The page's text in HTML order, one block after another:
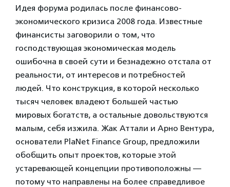
Идея форума родилась после финансово-
экономического кризиса 2008 года. Известные
финансисты заговорили о том, что
господствующая экономическая модель
ошибочна в своей сути и безнадежно отстала от
реальности, от интересов и потребностей
людей. Что конструкция, в которой несколько
тысяч человек владеют большей частью
мировых богатств, а остальные довольствуются
малым, себя изжила. Жак Аттали и Арно Вентура,
основатели PlaNet Finance Group, предложили
обобщить опыт проектов, которые этой
устаревающей концепции противоположны —
потому что направлены на более справедливое